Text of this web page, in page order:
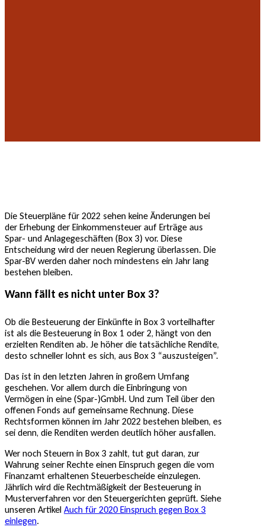
Die Steuerpläne für 2022 sehen keine Änderungen bei
der Erhebung der Einkommensteuer auf Erträge aus
Spar- und Anlagegeschäften (Box 3) vor. Diese
Entscheidung wird der neuen Regierung überlassen. Die
Spar-BV werden daher noch mindestens ein Jahr lang
bestehen bleiben.
Wann fällt es nicht unter Box 3?
Ob die Besteuerung der Einkünfte in Box 3 vorteilhafter
ist als die Besteuerung in Box 1 oder 2, hängt von den
erzielten Renditen ab. Je höher die tatsächliche Rendite,
desto schneller lohnt es sich, aus Box 3 “auszusteigen”.
Das ist in den letzten Jahren in großem Umfang
geschehen. Vor allem durch die Einbringung von
Vermögen in eine (Spar-)GmbH. Und zum Teil über den
offenen Fonds auf gemeinsame Rechnung. Diese
Rechtsformen können im Jahr 2022 bestehen bleiben, es
sei denn, die Renditen werden deutlich höher ausfallen.
Wer noch Steuern in Box 3 zahlt, tut gut daran, zur
Wahrung seiner Rechte einen Einspruch gegen die vom
Finanzamt erhaltenen Steuerbescheide einzulegen.
Jährlich wird die Rechtmäßigkeit der Besteuerung in
Musterverfahren vor den Steuergerichten geprüft. Siehe
unseren Artikel Auch für 2020 Einspruch gegen Box 3
einlegen.